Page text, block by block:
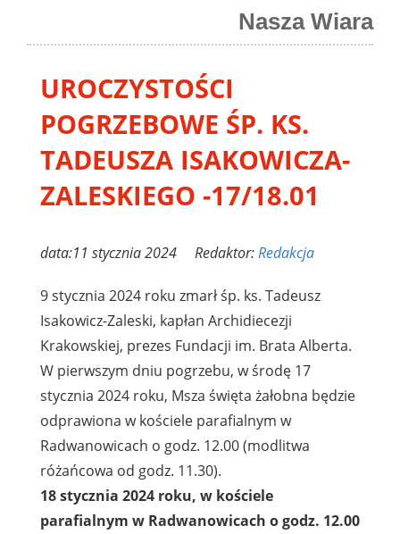
Nasza Wiara
UROCZYSTOŚCI
POGRZEBOWE ŚP. KS.
TADEUSZA ISAKOWICZA-
ZALESKIEGO -17/18.01
data:11 stycznia 2024 Redaktor:Redakcja
9 stycznia 2024 roku zmarł śp. ks. Tadeusz
Isakowicz-Zaleski, kapłan Archidiecezji
Krakowskiej, prezes Fundacji im. Brata Alberta.
W pierwszym dniu pogrzebu, w środę 17
stycznia 2024 roku, Msza święta żałobna będzie
odprawiona w kościele parafialnym w
Radwanowicach o godz. 12.00 (modlitwa
różańcowa od godz. 11.30).
18 stycznia 2024 roku, w kościele
parafialnym w Radwanowicach o godz. 12.00